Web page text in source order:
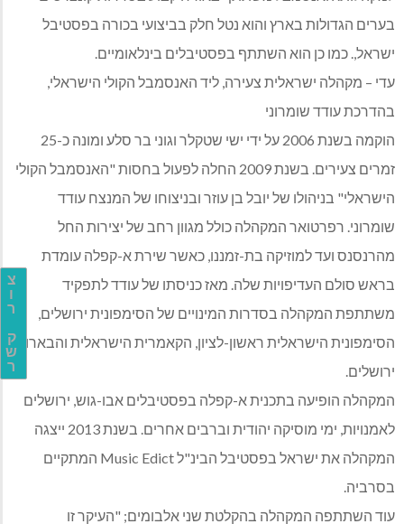
צ
ו
ר
ק
ש
ר
בערים הגדולות בארץ והוא נטל חלק בביצועי בכורה בפסטיבל
ישראל,. כמו כן הוא השתתף בפסטיבלים בינלאומיים.
עדי – מקהלה ישראלית צעירה, ליד האנסמבל הקולי הישראלי,
בהדרכת עודד שומרוני
הוקמה בשנת 2006 על ידי ישי שטקלר וגוני בר סלע ומונה כ-25
זמרים צעירים. בשנת 2009 החלה לפעול בחסות "האנסמבל הקולי
הישראלי" בניהולו של יובל בן עוזר ובניצוחו של המנצח עודד
שומרוני. רפרטואר המקהלה כולל מגוון רחב של יצירות החל
מהרנסנס ועד למוזיקה בת-זמננו, כאשר שירת א-קפלה עומדת
בראש סולם העדיפויות שלה. מאז כניסתו של עודד לתפקיד
משתתפת המקהלה בסדרות המינויים של הסימפונית ירושלים,
הסימפונית הישראלית ראשון-לציון, הקאמרית הישראלית והבארוק
ירושלים.
המקהלה הופיעה בתכנית א-קפלה בפסטיבלים אבו-גוש, ירושלים
לאמנויות, ימי מוסיקה יהודית וברבים אחרים. בשנת 2013 ייצגה
המקהלה את ישראל בפסטיבל הבינ"ל Music Edict המתקיים
בסרביה.
עוד השתתפה המקהלה בהקלטת שני אלבומים; "העיקר זו